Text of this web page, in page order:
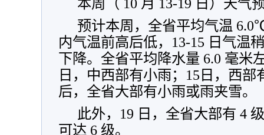
本周（ 10 月 13-19 日）天气
预计本周，全省平均气温
内气温前高后低，13-15 日气温
下降。全省平均降水量 6.0 毫米
日，中西部有小雨；15日，西
后，全省大部有小雨或雨夹雪。
此外，19 日，全省大部有 4
可达 6 级。